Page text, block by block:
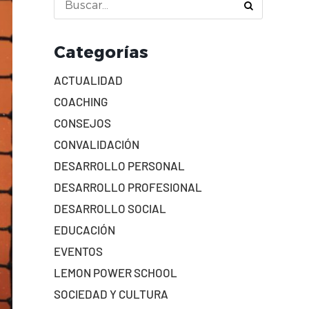
Categorías
ACTUALIDAD
COACHING
CONSEJOS
CONVALIDACIÓN
DESARROLLO PERSONAL
DESARROLLO PROFESIONAL
DESARROLLO SOCIAL
EDUCACIÓN
EVENTOS
LEMON POWER SCHOOL
SOCIEDAD Y CULTURA